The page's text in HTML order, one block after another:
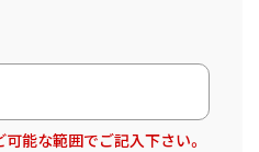
可能な範囲でご記入下さい。